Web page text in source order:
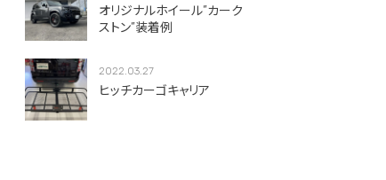
オリジナルホイール”カーク
ストン”装着例
2022.03.27
ヒッチカーゴキャリア